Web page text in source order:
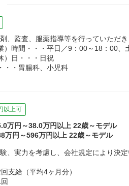
、監査、服薬指導等を行っていただき
）時間・・・平日／9：00～18：00、
）日・・・日祝
・・胃腸科、小児科
以上可
万円～38.0万円以上 22歳～モデル
万円～596万円以上 22歳～モデル
、実力を考慮し、会社規定により決定
支給（平均4ヶ月分）